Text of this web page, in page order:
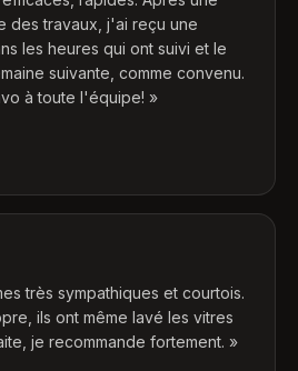
des travaux, j'ai reçu une
les heures qui ont suivi et le
suivante, comme convenu.
à toute l'équipe! »
très sympathiques et courtois.
ils ont même lavé les vitres
je recommande fortement. »